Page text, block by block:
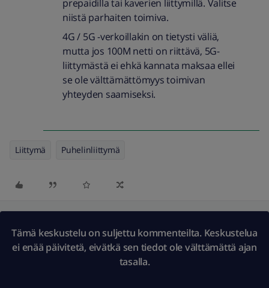
prepaidilla tai kaverien liittymillä. Valitse
niistä parhaiten toimiva.
4G / 5G -verkoillakin on tietysti väliä,
mutta jos 100M netti on riittävä, 5G-
liittymästä ei ehkä kannata maksaa ellei
se ole välttämättömyys toimivan
yhteyden saamiseksi.
Liittymä Puhelinliittymä
Tämä keskustelu on suljettu kommenteilta. Keskustelua
ei enää päivitetä, eivätkä sen tiedot ole välttämättä ajan
tasalla.